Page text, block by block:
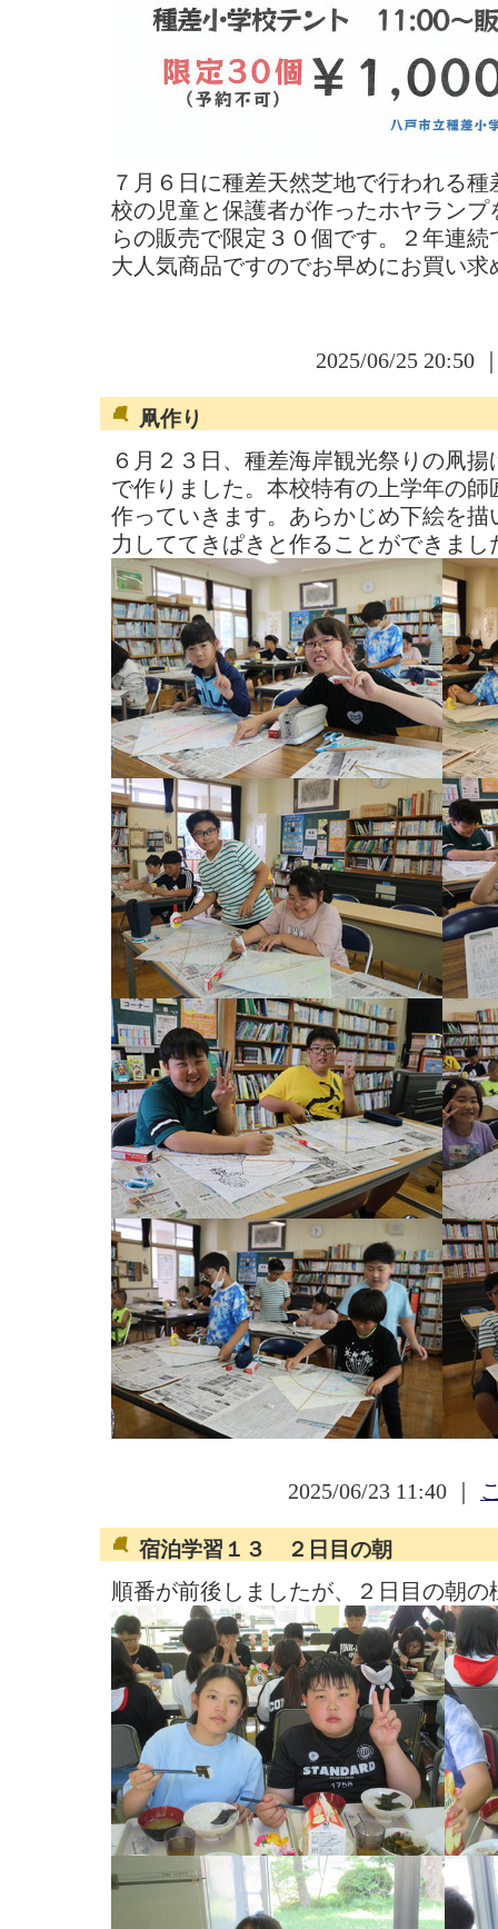
７月６日に種差天然芝地で行われる
校の児童と保護者が作ったホヤラン
らの販売で限定３０個です。２年連
大人気商品ですのでお早めにお買い求
2025/06/25 20:50
凧作り
６月２３日、種差海岸観光祭りの凧
で作りました。本校特有の上学年の
作っていきます。あらかじめ下絵を
力しててきぱきと作ることができまし
2025/06/23 11:40 ｜
宿泊学習１３ ２日目の朝
順番が前後しましたが、２日目の朝の